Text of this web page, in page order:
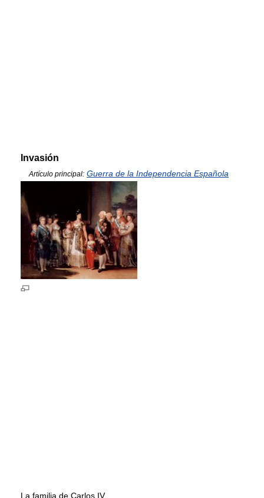
Invasión
Artículo principal: Guerra de la Independencia Española
La familia de Carlos IV.